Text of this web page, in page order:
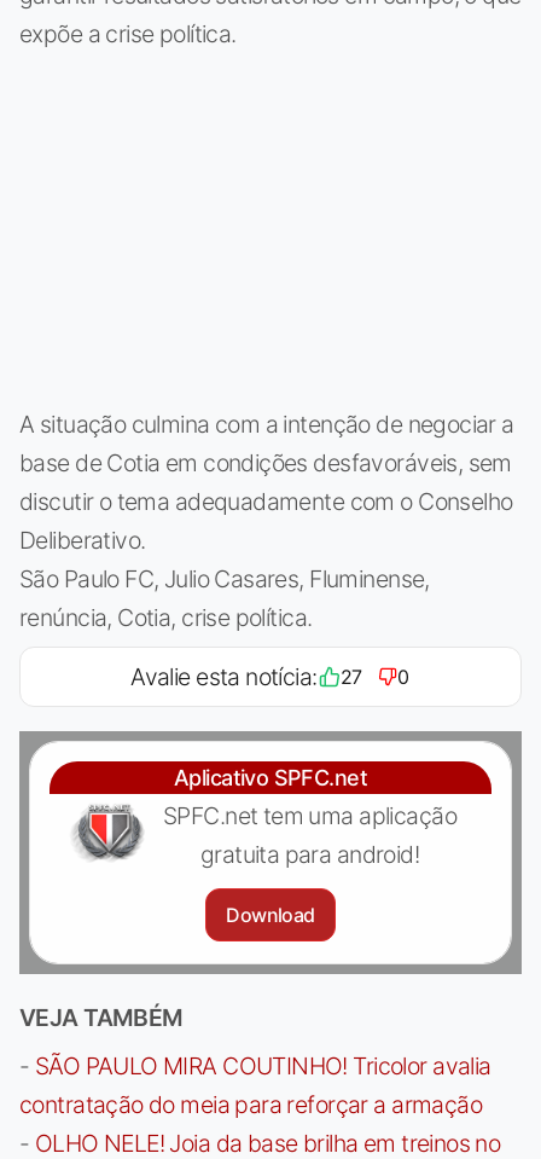
expõe a crise política.
A situação culmina com a intenção de negociar a
base de Cotia em condições desfavoráveis, sem
discutir o tema adequadamente com o Conselho
Deliberativo.
São Paulo FC, Julio Casares, Fluminense,
renúncia, Cotia, crise política.
Avalie esta notícia: 27 0
Aplicativo SPFC.net
SPFC.net tem uma aplicação
gratuita para android!
Download
VEJA TAMBÉM
- SÃO PAULO MIRA COUTINHO! Tricolor avalia
contratação do meia para reforçar a armação
- OLHO NELE! Joia da base brilha em treinos no